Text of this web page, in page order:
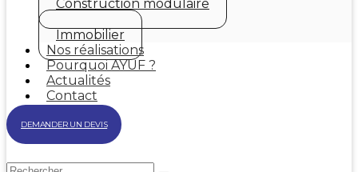
Construction modulaire
Immobilier
Nos réalisations
Pourquoi AYUF ?
Actualités
Contact
DEMANDER UN DEVIS